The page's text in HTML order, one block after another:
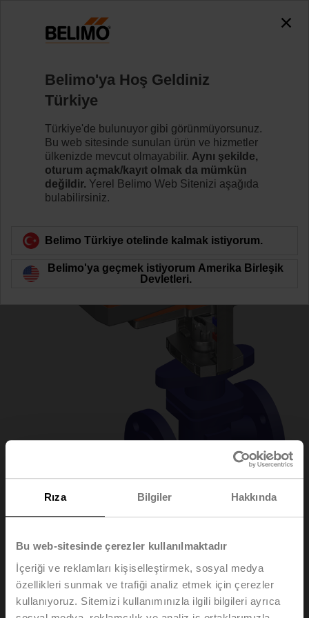
Rıza Bilgiler Hakkında
Bu web-sitesinde çerezler kullanılmaktadır
İçeriği ve reklamları kişiselleştirmek, sosyal medya
özellikleri sunmak ve trafiği analiz etmek için çerezler
kullanıyoruz. Sitemizi kullanımınızla ilgili bilgileri ayrıca
H6015X1P6-S2+NVKC24A-SR-TPC
Daha fazla bilgi
H6015X1P6-
S2+NVKC24A-SR-
Belimo'ya Hoş Geldiniz
Türkiye
Türkiye'de bulunuyor gibi görünmüyorsunuz.
Bu web sitesinde sunulan ürün ve hizmetler
ülkenizde mevcut olmayabilir. Aynı şekilde,
oturum açmak/kayıt olmak da mümkün
değildir. Yerel Belimo Web Sitenizi aşağıda
bulabilirsiniz.
Belimo Türkiye otelinde kalmak istiyorum.
Belimo'ya geçmek istiyorum Amerika Birleşik
Devletleri.